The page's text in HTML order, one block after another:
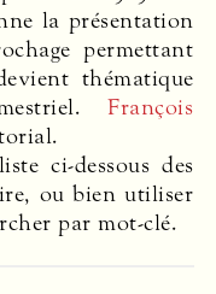
la présentation
permettant
thématique
François
ci-dessous des
ou bien utiliser
par mot-clé.